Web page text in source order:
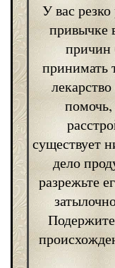
У вас
привычке
причин
принимать
помочь,
существует
дело
разрежьте